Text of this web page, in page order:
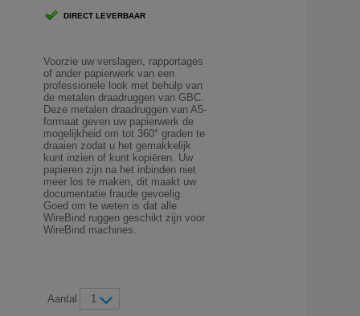
DIRECT LEVERBAAR
Voorzie uw verslagen, rapportages
of ander papierwerk van een
professionele look met behulp van
de metalen draadruggen van GBC.
Deze metalen draadruggen van A5-
formaat geven uw papierwerk de
mogelijkheid om tot 360° graden te
draaien zodat u het gemakkelijk
kunt inzien of kunt kopiëren. Uw
papieren zijn na het inbinden niet
meer los te maken, dit maakt uw
documentatie fraude gevoelig.
Goed om te weten is dat alle
WireBind ruggen geschikt zijn voor
WireBind machines.
Aantal 1